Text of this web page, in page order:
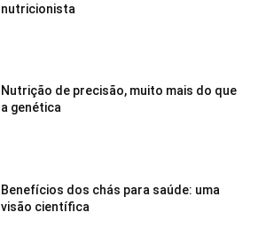
nutricionista
Nutrição de precisão, muito mais do que
a genética
Benefícios dos chás para saúde: uma
visão científica